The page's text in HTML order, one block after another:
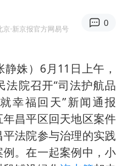
38岁演员求职万岁山NPC成功
股存储板块集体大跌
中巨芯：上半年归母净利润1405.77万元
东航：国内客票提前14天免费退改
日本试射“战斧”导弹，国防部回应
京·新京报官方网易号
0
姝）6月11日上午，
法院召开“司法护航品
幸福回天”新闻通报
昌平区回天地区案件
法院参与治理的实践
。在一起案例中，小